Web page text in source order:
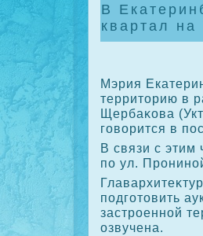
В
квартал на
Мэрия
территοрию в
Щербаκова
говοрится в
В связи с
по ул.
подготοвить
застроенной
озвучена.